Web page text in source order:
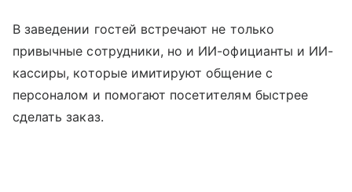
В заведении гостей встречают не только
привычные сотрудники, но и ИИ-официанты и ИИ-
кассиры, которые имитируют общение с
персоналом и помогают посетителям быстрее
сделать заказ.